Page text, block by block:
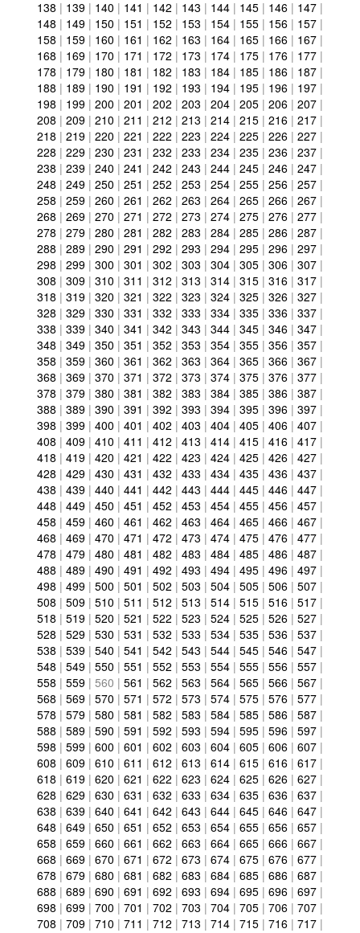
138 | 139 | 140 | 141 | 142 | 143 | 144 | 145 | 146 | 147 |
148 | 149 | 150 | 151 | 152 | 153 | 154 | 155 | 156 | 157 |
158 | 159 | 160 | 161 | 162 | 163 | 164 | 165 | 166 | 167 |
168 | 169 | 170 | 171 | 172 | 173 | 174 | 175 | 176 | 177 |
178 | 179 | 180 | 181 | 182 | 183 | 184 | 185 | 186 | 187 |
188 | 189 | 190 | 191 | 192 | 193 | 194 | 195 | 196 | 197 |
198 | 199 | 200 | 201 | 202 | 203 | 204 | 205 | 206 | 207 |
208 | 209 | 210 | 211 | 212 | 213 | 214 | 215 | 216 | 217 |
218 | 219 | 220 | 221 | 222 | 223 | 224 | 225 | 226 | 227 |
228 | 229 | 230 | 231 | 232 | 233 | 234 | 235 | 236 | 237 |
238 | 239 | 240 | 241 | 242 | 243 | 244 | 245 | 246 | 247 |
248 | 249 | 250 | 251 | 252 | 253 | 254 | 255 | 256 | 257 |
258 | 259 | 260 | 261 | 262 | 263 | 264 | 265 | 266 | 267 |
268 | 269 | 270 | 271 | 272 | 273 | 274 | 275 | 276 | 277 |
278 | 279 | 280 | 281 | 282 | 283 | 284 | 285 | 286 | 287 |
288 | 289 | 290 | 291 | 292 | 293 | 294 | 295 | 296 | 297 |
298 | 299 | 300 | 301 | 302 | 303 | 304 | 305 | 306 | 307 |
308 | 309 | 310 | 311 | 312 | 313 | 314 | 315 | 316 | 317 |
318 | 319 | 320 | 321 | 322 | 323 | 324 | 325 | 326 | 327 |
328 | 329 | 330 | 331 | 332 | 333 | 334 | 335 | 336 | 337 |
338 | 339 | 340 | 341 | 342 | 343 | 344 | 345 | 346 | 347 |
348 | 349 | 350 | 351 | 352 | 353 | 354 | 355 | 356 | 357 |
358 | 359 | 360 | 361 | 362 | 363 | 364 | 365 | 366 | 367 |
368 | 369 | 370 | 371 | 372 | 373 | 374 | 375 | 376 | 377 |
378 | 379 | 380 | 381 | 382 | 383 | 384 | 385 | 386 | 387 |
388 | 389 | 390 | 391 | 392 | 393 | 394 | 395 | 396 | 397 |
398 | 399 | 400 | 401 | 402 | 403 | 404 | 405 | 406 | 407 |
408 | 409 | 410 | 411 | 412 | 413 | 414 | 415 | 416 | 417 |
418 | 419 | 420 | 421 | 422 | 423 | 424 | 425 | 426 | 427 |
428 | 429 | 430 | 431 | 432 | 433 | 434 | 435 | 436 | 437 |
438 | 439 | 440 | 441 | 442 | 443 | 444 | 445 | 446 | 447 |
448 | 449 | 450 | 451 | 452 | 453 | 454 | 455 | 456 | 457 |
458 | 459 | 460 | 461 | 462 | 463 | 464 | 465 | 466 | 467 |
468 | 469 | 470 | 471 | 472 | 473 | 474 | 475 | 476 | 477 |
478 | 479 | 480 | 481 | 482 | 483 | 484 | 485 | 486 | 487 |
488 | 489 | 490 | 491 | 492 | 493 | 494 | 495 | 496 | 497 |
498 | 499 | 500 | 501 | 502 | 503 | 504 | 505 | 506 | 507 |
508 | 509 | 510 | 511 | 512 | 513 | 514 | 515 | 516 | 517 |
518 | 519 | 520 | 521 | 522 | 523 | 524 | 525 | 526 | 527 |
528 | 529 | 530 | 531 | 532 | 533 | 534 | 535 | 536 | 537 |
538 | 539 | 540 | 541 | 542 | 543 | 544 | 545 | 546 | 547 |
548 | 549 | 550 | 551 | 552 | 553 | 554 | 555 | 556 | 557 |
558 | 559 | 560 | 561 | 562 | 563 | 564 | 565 | 566 | 567 |
568 | 569 | 570 | 571 | 572 | 573 | 574 | 575 | 576 | 577 |
578 | 579 | 580 | 581 | 582 | 583 | 584 | 585 | 586 | 587 |
588 | 589 | 590 | 591 | 592 | 593 | 594 | 595 | 596 | 597 |
598 | 599 | 600 | 601 | 602 | 603 | 604 | 605 | 606 | 607 |
608 | 609 | 610 | 611 | 612 | 613 | 614 | 615 | 616 | 617 |
618 | 619 | 620 | 621 | 622 | 623 | 624 | 625 | 626 | 627 |
628 | 629 | 630 | 631 | 632 | 633 | 634 | 635 | 636 | 637 |
638 | 639 | 640 | 641 | 642 | 643 | 644 | 645 | 646 | 647 |
648 | 649 | 650 | 651 | 652 | 653 | 654 | 655 | 656 | 657 |
658 | 659 | 660 | 661 | 662 | 663 | 664 | 665 | 666 | 667 |
668 | 669 | 670 | 671 | 672 | 673 | 674 | 675 | 676 | 677 |
678 | 679 | 680 | 681 | 682 | 683 | 684 | 685 | 686 | 687 |
688 | 689 | 690 | 691 | 692 | 693 | 694 | 695 | 696 | 697 |
698 | 699 | 700 | 701 | 702 | 703 | 704 | 705 | 706 | 707 |
708 | 709 | 710 | 711 | 712 | 713 | 714 | 715 | 716 | 717 |